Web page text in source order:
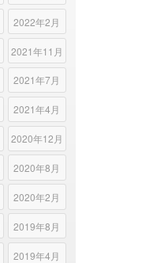
2022年2月
2021年11月
2021年7月
2021年4月
2020年12月
2020年8月
2020年2月
2019年8月
2019年4月